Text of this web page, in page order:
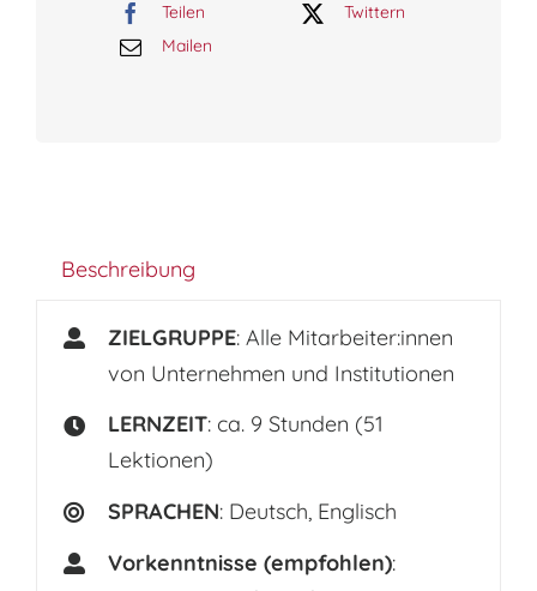
Teilen
Twittern
Mailen
Beschreibung
ZIELGRUPPE: Alle Mitarbeiter:innen
von Unternehmen und Institutionen
LERNZEIT: ca. 9 Stunden (51
Lektionen)
SPRACHEN: Deutsch, Englisch
Vorkenntnisse (empfohlen):